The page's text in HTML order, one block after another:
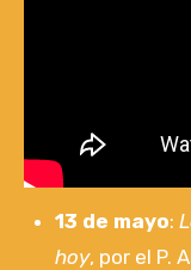
13 de mayo:
hoy, por el P.